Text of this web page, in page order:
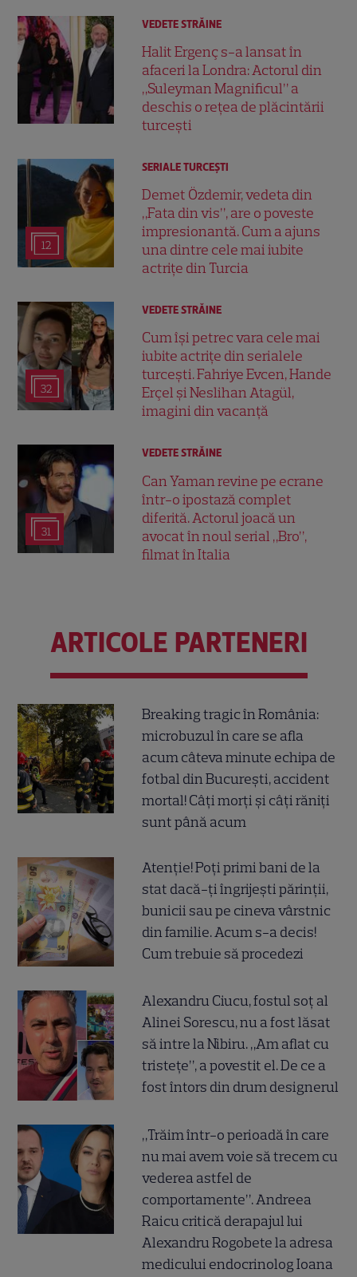
VEDETE STRĂINE
Halit Ergenç s-a lansat în
afaceri la Londra: Actorul din
„Suleyman Magnificul” a
deschis o rețea de plăcintării
turcești
12
SERIALE TURCEŞTI
Demet Özdemir, vedeta din
„Fata din vis”, are o poveste
impresionantă. Cum a ajuns
una dintre cele mai iubite
actrițe din Turcia
32
VEDETE STRĂINE
Cum își petrec vara cele mai
iubite actrițe din serialele
turcești. Fahriye Evcen, Hande
Erçel și Neslihan Atagül,
imagini din vacanță
31
VEDETE STRĂINE
Can Yaman revine pe ecrane
într-o ipostază complet
diferită. Actorul joacă un
avocat în noul serial „Bro”,
filmat în Italia
ARTICOLE PARTENERI
Breaking tragic în România:
microbuzul în care se afla
acum câteva minute echipa de
fotbal din București, accident
mortal! Câți morți și câți răniți
sunt până acum
Atenție! Poți primi bani de la
stat dacă-ți îngrijești părinții,
bunicii sau pe cineva vârstnic
din familie. Acum s-a decis!
Cum trebuie să procedezi
Alexandru Ciucu, fostul soț al
Alinei Sorescu, nu a fost lăsat
să intre la Nibiru. „Am aflat cu
tristețe”, a povestit el. De ce a
fost întors din drum designerul
„Trăim într-o perioadă în care
nu mai avem voie să trecem cu
vederea astfel de
comportamente”. Andreea
Raicu critică derapajul lui
Alexandru Rogobete la adresa
medicului endocrinolog Ioana